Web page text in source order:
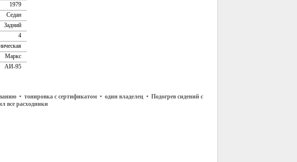
1979
Седан
Задний
4
Маркс
АИ-95
• тонировка с сертификатом • один владелец • Подогрев сидений с
все расходники